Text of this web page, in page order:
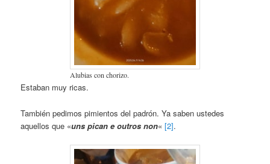
Alubias con chorizo.
Estaban muy ricas.
También pedimos pimientos del padrón. Ya saben ustedes
aquellos que «uns pican e outros non« [2].